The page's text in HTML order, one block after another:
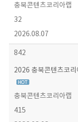
충북콘텐츠코리아랩
32
2026.08.07
842
2026 충북콘텐츠코
충북콘텐츠코리아랩
415